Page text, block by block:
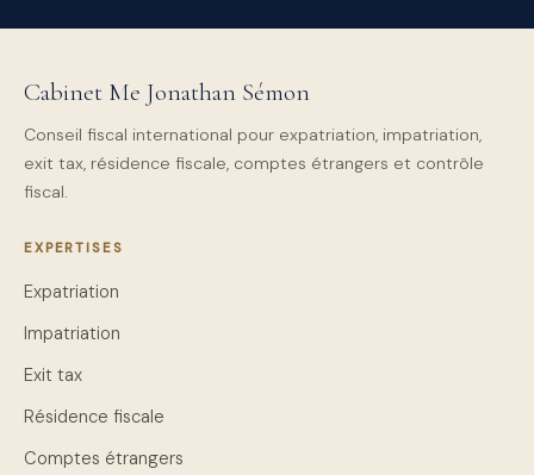
Cabinet Me Jonathan Sémon
Conseil fiscal international pour expatriation, impatriation,
exit tax, résidence fiscale, comptes étrangers et contrôle
fiscal.
EXPERTISES
Expatriation
Impatriation
Exit tax
Résidence fiscale
Comptes étrangers